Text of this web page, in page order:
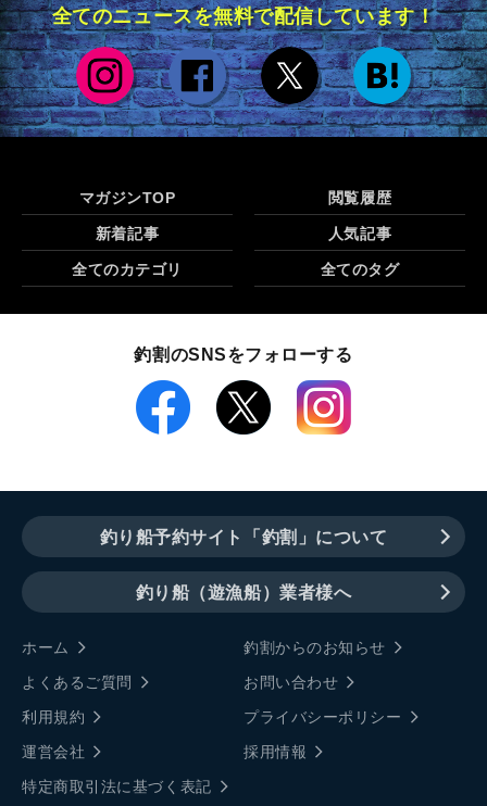
全てのニュースを無料で配信しています！
マガジンTOP 閲覧履歴
新着記事 人気記事
全てのカテゴリ 全てのタグ
釣割のSNSをフォローする
釣り船予約サイト「釣割」について
釣り船（遊漁船）業者様へ
ホーム
釣割からのお知らせ
よくあるご質問
お問い合わせ
利用規約
プライバシーポリシー
運営会社
採用情報
特定商取引法に基づく表記